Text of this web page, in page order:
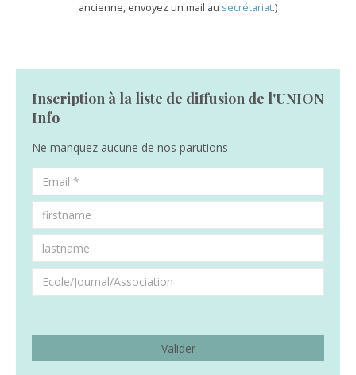
ancienne, envoyez un mail au secrétariat.)
Inscription à la liste de diffusion de l'UNION
Info
Ne manquez aucune de nos parutions